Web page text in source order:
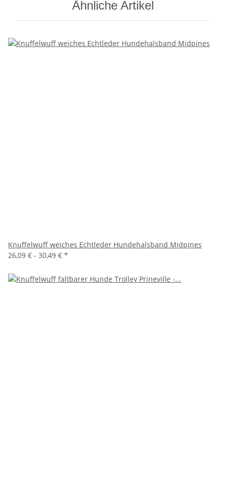
Ähnliche Artikel
Knuffelwuff weiches Echtleder Hundehalsband Midpines
26,09 € - 30,49 € *